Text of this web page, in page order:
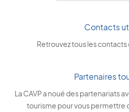
Contacts
Retrouvez tous les
Partenaires
La CAVP a noué des partenariats
tourisme pour vous permettre